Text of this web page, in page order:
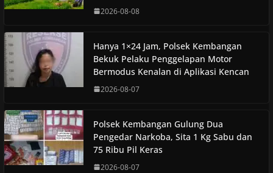
2026-08-08
Hanya 1×24 Jam, Polsek Kembangan
Bekuk Pelaku Penggelapan Motor
Bermodus Kenalan di Aplikasi Kencan
2026-08-07
Polsek Kembangan Gulung Dua
Pengedar Narkoba, Sita 1 Kg Sabu dan
75 Ribu Pil Keras
2026-08-07